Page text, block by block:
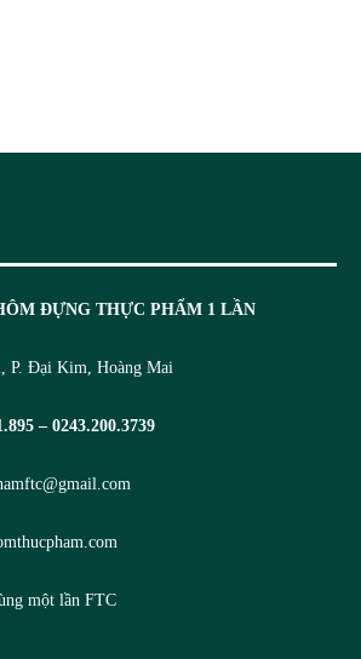
ĐỰNG THỰC PHẨM 1 LẦN
P. Đại Kim, Hoàng Mai
– 0243.200.3739
một lần FTC